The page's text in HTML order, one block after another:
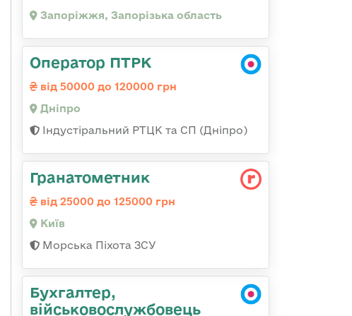
Запоріжжя, Запорізька область
Оператор ПТРК
від 50000 до 120000 грн
Дніпро
Індустіральний РТЦК та СП (Дніпро)
Гранатометник
від 25000 до 125000 грн
Київ
Морська Піхота ЗСУ
Бухгалтер,
військовослужбовець